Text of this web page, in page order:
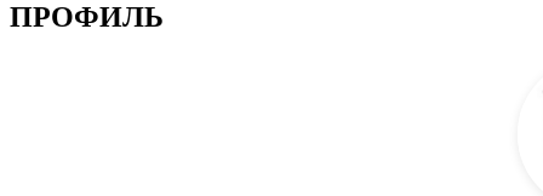
ПРОФИЛЬ